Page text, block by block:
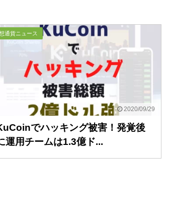
2020/09/29
通貨ニュース
でハッキング被害！発覚後
運用チームは1.3億ド...